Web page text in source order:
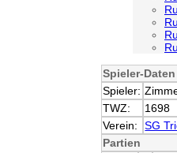
Spieler-Daten
Spieler:
TWZ:
1698
Verein:
SG
Partien